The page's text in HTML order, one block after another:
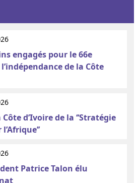
engagés pour le 66e
de la Côte
d’Ivoire de la ‘‘Stratégie
Patrice Talon élu